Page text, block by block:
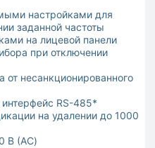
настройками для
заданной частоты
на лицевой панели
при отключении
от несанкционированного
RS-485*
на удалении до 1000
В (AC)